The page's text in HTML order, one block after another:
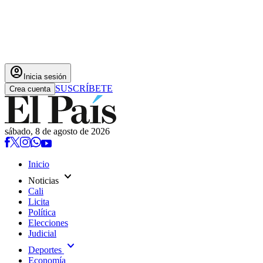
account_circle Inicia sesión
Crea cuenta SUSCRÍBETE
sábado, 8 de agosto de 2026
Inicio
Noticias expand_more
Cali
Licita
Política
Elecciones
Judicial
Deportes expand_more
Economía